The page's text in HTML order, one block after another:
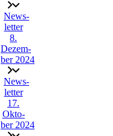
News­
let­ter
8.
Dezem­
ber 2024
News­
let­ter
17.
Okto­
ber 2024